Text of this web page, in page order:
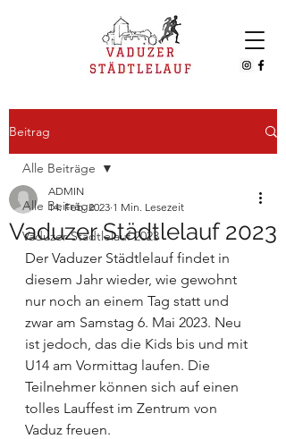
Beitrag
Alle Beiträge
Vaduzer Städtlelauf 2023
Alle Beiträge
Vaduzer Städtlelauf 2023
ADMIN
14. Feb. 2023 1 Min. Lesezeit
Der Vaduzer Städtlelauf findet in
diesem Jahr wieder, wie gewohnt
nur noch an einem Tag statt und
zwar am Samstag 6. Mai 2023. Neu
ist jedoch, das die Kids bis und mit
U14 am Vormittag laufen. Die
Teilnehmer können sich auf einen
tolles Lauffest im Zentrum von
Vaduz freuen.